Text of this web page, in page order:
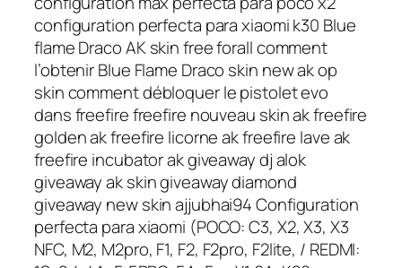
configuration perfecta para xiaomi k30 Blue
flame Draco AK skin free forall comment
l’obtenir Blue Flame Draco skin new ak op
skin comment débloquer le pistolet evo
dans freefire freefire nouveau skin ak freefire
golden ak freefire licorne ak freefire lave ak
freefire incubator ak giveaway dj alok
giveaway ak skin giveaway diamond
giveaway new skin ajjubhai94 Configuration
perfecta para xiaomi (POCO: C3, X2, X3, X3
NFC, M2, M2pro, F1, F2, F2pro, F2lite, / REDMI: